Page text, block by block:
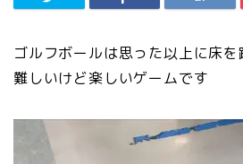
ゴルフボールは思った以上に床
難しいけど楽しいゲームです